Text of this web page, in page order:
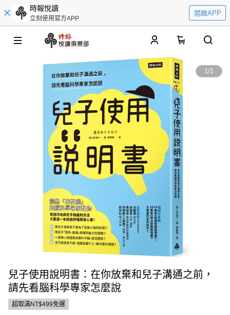
時報悅讀
立刻使用官方APP
開啟APP
1/1
兒子使用說明書：在你放棄和兒子溝通之前，
請先看腦科學專家怎麼說
超取滿NT$499免運